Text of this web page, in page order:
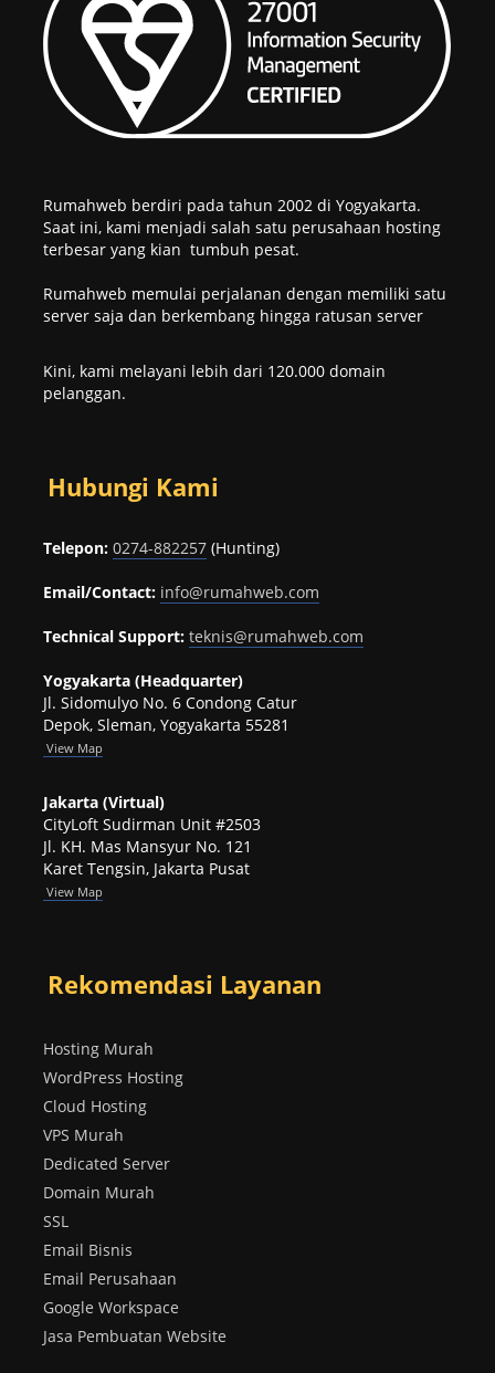
Rumahweb berdiri pada tahun 2002 di Yogyakarta.
Saat ini, kami menjadi salah satu perusahaan hosting
terbesar yang kian tumbuh pesat.
Rumahweb memulai perjalanan dengan memiliki satu
server saja dan berkembang hingga ratusan server
Kini, kami melayani lebih dari 120.000 domain
pelanggan.
Hubungi Kami
Telepon: 0274-882257 (Hunting)
Email/Contact: info@rumahweb.com
Technical Support: teknis@rumahweb.com
Yogyakarta (Headquarter)
Jl. Sidomulyo No. 6 Condong Catur
Depok, Sleman, Yogyakarta 55281
View Map
Jakarta (Virtual)
CityLoft Sudirman Unit #2503
Jl. KH. Mas Mansyur No. 121
Karet Tengsin, Jakarta Pusat
View Map
Rekomendasi Layanan
Hosting Murah
WordPress Hosting
Cloud Hosting
VPS Murah
Dedicated Server
Domain Murah
SSL
Email Bisnis
Email Perusahaan
Google Workspace
Jasa Pembuatan Website